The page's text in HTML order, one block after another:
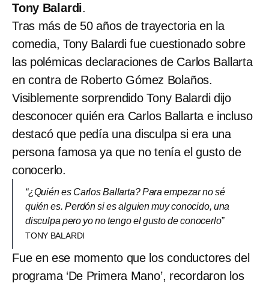
Tony Balardi.
Tras más de 50 años de trayectoria en la
comedia, Tony Balardi fue cuestionado sobre
las polémicas declaraciones de Carlos Ballarta
en contra de Roberto Gómez Bolaños.
Visiblemente sorprendido Tony Balardi dijo
desconocer quién era Carlos Ballarta e incluso
destacó que pedía una disculpa si era una
persona famosa ya que no tenía el gusto de
conocerlo.
“¿Quién es Carlos Ballarta? Para empezar no sé
quién es. Perdón si es alguien muy conocido, una
disculpa pero yo no tengo el gusto de conocerlo”
TONY BALARDI
Fue en ese momento que los conductores del
programa ‘De Primera Mano’, recordaron los